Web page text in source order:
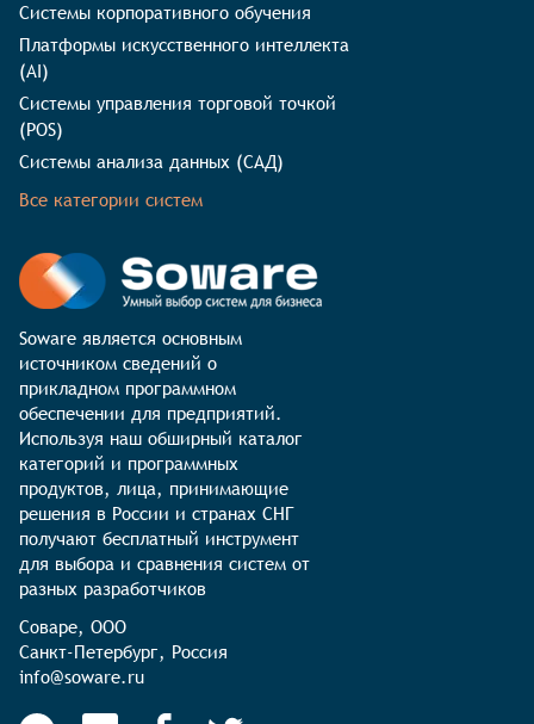
Системы корпоративного обучения
Платформы искусственного интеллекта
(AI)
Системы управления торговой точкой
(POS)
Системы анализа данных (САД)
Все категории систем
Soware является основным
источником сведений о
прикладном программном
обеспечении для предприятий.
Используя наш обширный каталог
категорий и программных
продуктов, лица, принимающие
решения в России и странах СНГ
получают бесплатный инструмент
для выбора и сравнения систем от
разных разработчиков
Соваре, ООО
Санкт-Петербург, Россия
info@soware.ru